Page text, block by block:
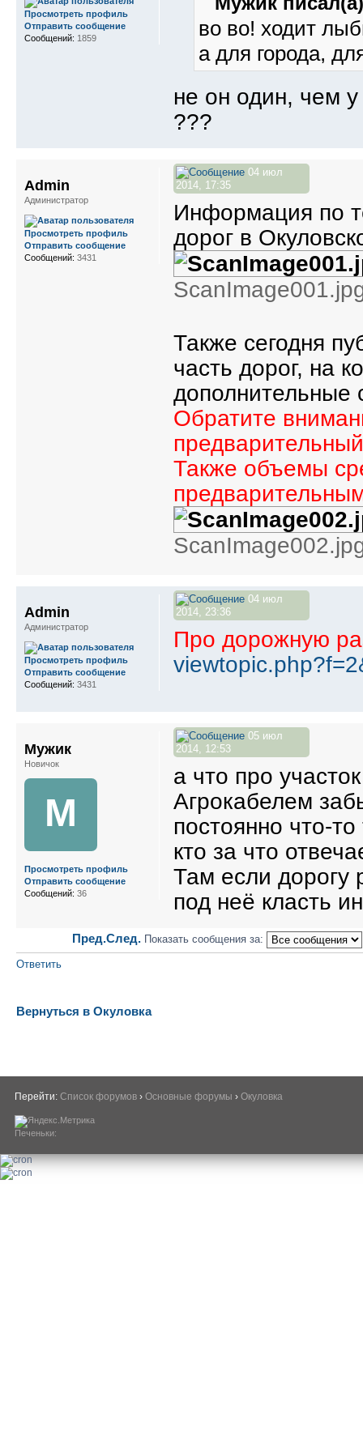
во во! ходит
а для города,
не он один, чем
???
Просмотреть профиль
Отправить сообщение
Сообщений: 1859
04 июл
2014, 17:35
Информация по
дорог в
Также сегодня
часть дорог, на
дополнительные
Обратите
Также объемы
Admin
Администратор
Просмотреть профиль
Отправить сообщение
Сообщений: 3431
04 июл
2014, 23:36
Про дорожную
Admin
Администратор
Просмотреть профиль
Отправить сообщение
Сообщений: 3431
05 июл
2014, 12:53
а что про
Агрокабелем
постоянно что-
кто за что
Там если дорогу
под неё класть
Мужик
Новичок
М
Просмотреть профиль
Отправить сообщение
Сообщений: 36
Пред.След. Показать сообщения за:
Ответить
Вернуться в Окуловка
Перейти: Список форумов › Основные форумы › Окуловка
Печеньки: